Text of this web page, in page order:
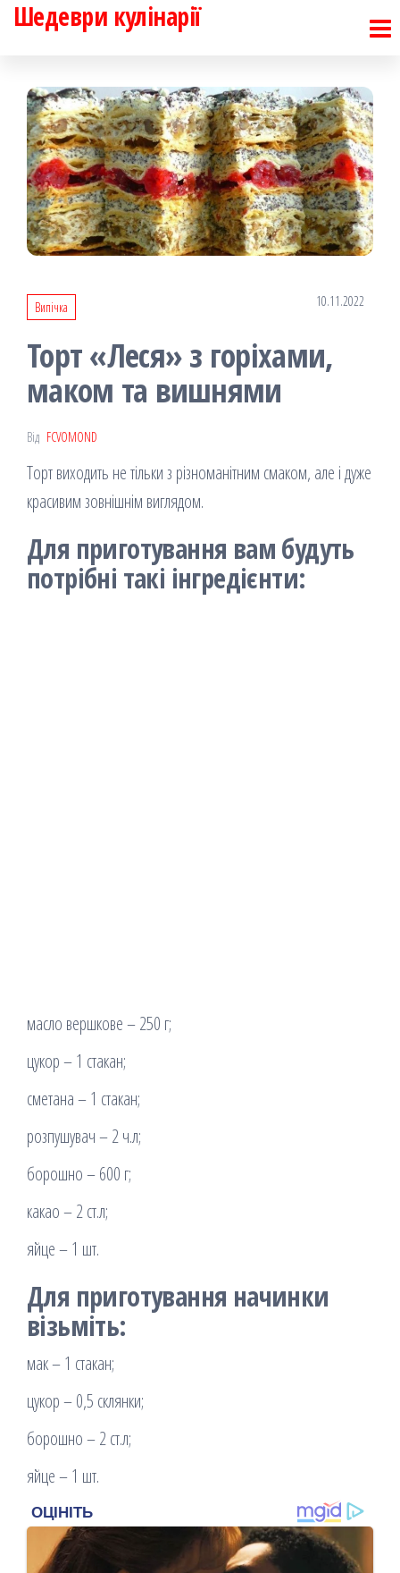
Перейти
Шедеври кулінарії
Випічка 10.11.2022
Торт «Леся» з горіхами,
маком та вишнями
Від FCVOMOND
Торт виходить не тільки з різноманітним смаком, але і дуже
красивим зовнішнім виглядом.
Для приготування вам будуть
потрібні такі інгредієнти:
масло вершкове – 250 г;
цукор – 1 стакан;
сметана – 1 стакан;
розпушувач – 2 ч.л;
борошно – 600 г;
какао – 2 ст.л;
яйце – 1 шт.
Для приготування начинки
візьміть:
мак – 1 стакан;
цукор – 0,5 склянки;
борошно – 2 ст.л;
яйце – 1 шт.